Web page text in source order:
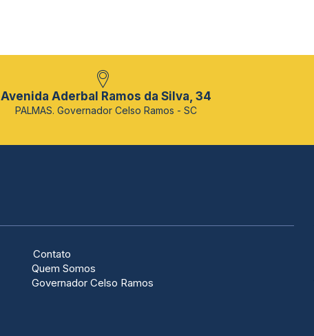
Avenida Aderbal Ramos da Silva, 34
PALMAS. Governador Celso Ramos - SC
Contato
Quem Somos
Governador Celso Ramos